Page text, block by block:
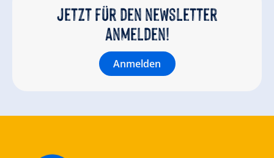
Jetzt für den newsletter
anmelden!
Anmelden